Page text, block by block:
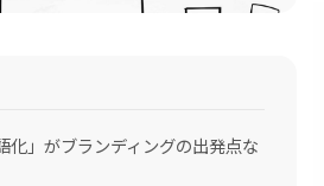
化」がブランディングの出発点な